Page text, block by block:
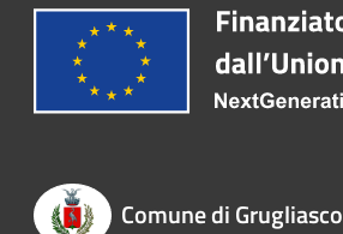
Comune di Grugliasco